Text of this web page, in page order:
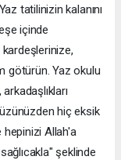
tatilinizin kalanını
içinde
götürün. Yaz okulu
hiç eksik
hepinizi Allah'a
şeklinde